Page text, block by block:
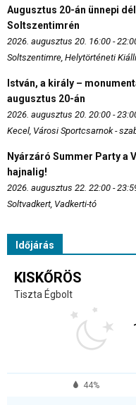
Augusztus 20-án ünnepi
Soltszentimrén
2026. augusztus 20. 16:00 -
Soltszentimre, Helytörténeti
István, a király –
augusztus 20-án
2026. augusztus 20. 20:00 -
Kecel, Városi Sportcsarnok -
Nyárzáró Summer Party a
hajnalig!
2026. augusztus 22. 22:00 -
Soltvadkert, Vadkerti-tó
Időjárás
KISKŐRÖS
Tiszta Égbolt
44%